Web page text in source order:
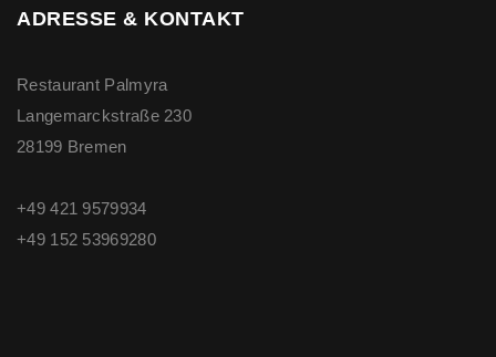
ADRESSE & KONTAKT
Restaurant Palmyra
Langemarckstraße 230
28199 Bremen
+49 421 9579934
+49 ‭152 53969280‬